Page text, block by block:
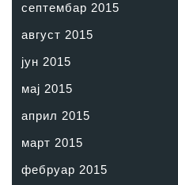
септембар 2015
август 2015
јун 2015
мај 2015
април 2015
март 2015
фебруар 2015